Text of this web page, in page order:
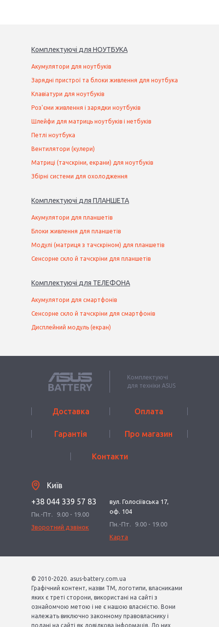
Комплектуючі для НОУТБУКА
Акумулятори для ноутбуків
Зарядні пристрої та блоки живлення для ноутбука
Клавіатури для ноутбуків
Роз'єми живлення і зарядки ноутбуків
Шлейфи для матриць ноутбуків і нетбуків
Петлі ноутбука
Вентилятори (кулери)
Матриці (тачскріни, екрани) для ноутбуків
Збірні системи для охолодження
Комплектуючі для ПЛАНШЕТА
Акумулятори для планшетів
Блоки живлення для планшетів
Модулі (матриця з тачскріном) для планшетів
Сенсорне скло й тачскріни для планшетів
Комплектуючі для ТЕЛЕФОНА
Акумулятори для смартфонів
Сенсорне скло й тачскріни для смартфонів
Дисплейний модуль (екран)
Комплектуючі
для техніки ASUS
Доставка Оплата
Гарантія Про магазин
Контакти
Київ
+38 044 339 57 83
Пн.-Пт.
9.00 - 19.00
Зворотний дзвінок
вул. Голосіївська 17,
оф. 104
Пн.-Пт.
9.00 - 19.00
Карта
© 2010-2020. asus-battery.com.ua
Графічний контент, назви ТМ, логотипи, власниками
яких є треті сторони, використані на сайті з
ознайомчою метою і не є нашою власністю. Вони
належать виключно законному правовласнику і
подані на сайті як довідкова інформація. До них